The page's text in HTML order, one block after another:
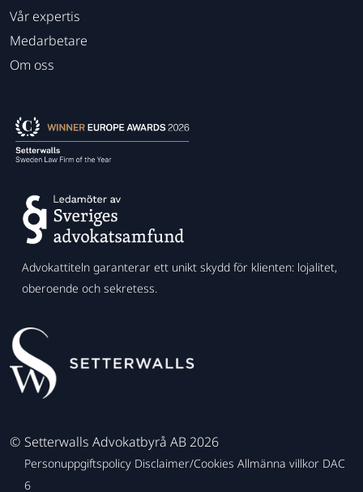
Vår expertis
Medarbetare
Om oss
Advokattiteln garanterar ett unikt skydd för klienten: lojalitet,
oberoende och sekretess.
© Setterwalls Advokatbyrå AB 2026
Personuppgiftspolicy Disclaimer/Cookies Allmänna villkor DAC
6